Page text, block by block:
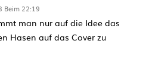
Beim 22:19
man nur auf die Idee das
Hasen auf das Cover zu